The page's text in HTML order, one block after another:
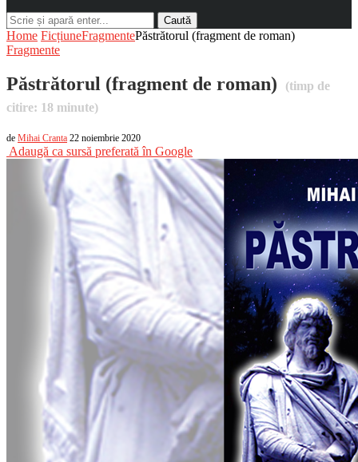
Caută
Home FicțiuneFragmentePăstrătorul (fragment de roman)
Fragmente
Păstrătorul (fragment de roman)
(timp de
citire: 18 minute)
de Mihai Cranta 22 noiembrie 2020
Adaugă ca sursă preferată în Google